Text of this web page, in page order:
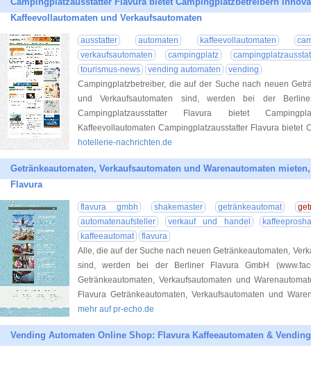
Kaffeevollautomaten und Verkaufsautomaten
ausstatter automaten kaffeevollautomaten
verkaufsautomaten
campingplatz
tourismus-news
vending automaten
vending
Campingplatzbetreiber, die auf der Suche nach neuen
und Verkaufsautomaten sind, werden bei der
Campingplatzausstatter Flavura bietet
Kaffeevollautomaten Campingplatzausstatter Flavura bietet
hotellerie-nachrichten.de
Getränkeautomaten, Verkaufsautomaten und Warenautomaten
Flavura
flavura gmbh shakemaster getränkeautomat
automatenaufsteller
verkauf und handel
kaffeeautomat
flavura
Alle, die auf der Suche nach neuen Getränkeautomaten,
sind, werden bei der Berliner Flavura GmbH
Getränkeautomaten, Verkaufsautomaten und
Flavura Getränkeautomaten, Verkaufsautomaten und
mehr auf pr-echo.de
Vending Automaten Online Shop: Flavura Kaffeeautomaten &